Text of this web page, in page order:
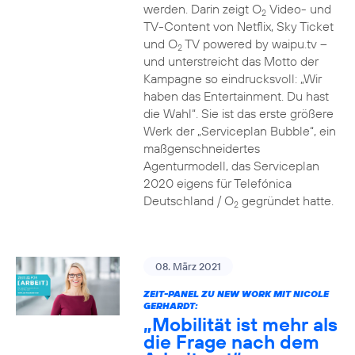
werden. Darin zeigt O2Video- und
TV-Content von Netflix, Sky Ticket
und O2TV powered by waipu.tv –
und unterstreicht das Motto der
Kampagne so eindrucksvoll: „Wir
haben das Entertainment. Du hast
die Wahl“. Sie ist das erste größere
Werk der „Serviceplan Bubble“, ein
maßgenschneidertes
Agenturmodell, das Serviceplan
2020 eigens für Telefónica
Deutschland / O2gegründet hatte.
08. März 2021
ZEIT-PANEL ZU NEW WORK MIT NICOLE
GERHARDT:
„Mobilität ist mehr als
die Frage nach dem